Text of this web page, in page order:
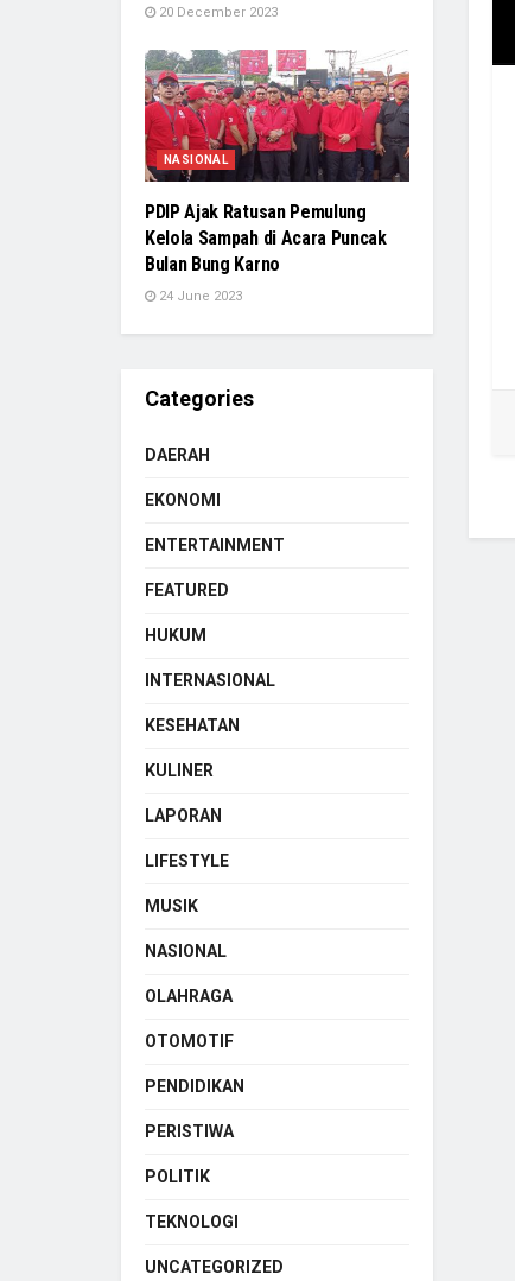
20 December 2023
NASIONAL
PDIP Ajak Ratusan Pemulung
Kelola Sampah di Acara Puncak
Bulan Bung Karno
24 June 2023
Categories
DAERAH
EKONOMI
ENTERTAINMENT
FEATURED
HUKUM
INTERNASIONAL
KESEHATAN
KULINER
LAPORAN
LIFESTYLE
MUSIK
NASIONAL
OLAHRAGA
OTOMOTIF
PENDIDIKAN
PERISTIWA
POLITIK
TEKNOLOGI
UNCATEGORIZED